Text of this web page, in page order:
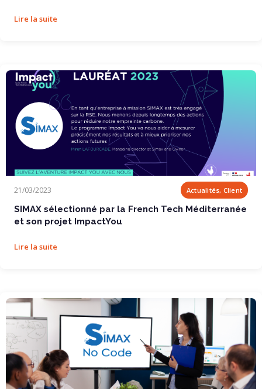
Lire la suite
SIMAX sélectionné par la French Tech Méditerranée et son projet
ImpactYou
21/03/2023 Actualités, Client
SIMAX sélectionné par la French Tech Méditerranée
et son projet ImpactYou
Lire la suite